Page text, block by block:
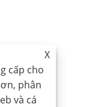
X
cấp cho
phân
và cá